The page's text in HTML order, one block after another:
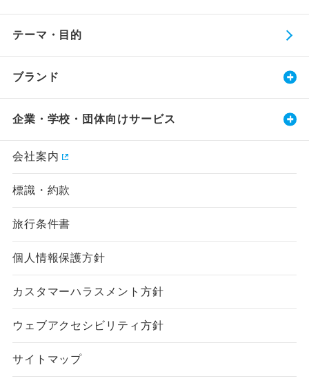
テーマ・目的
ブランド
企業・学校・団体向けサービス
会社案内
標識・約款
旅行条件書
個人情報保護方針
カスタマーハラスメント方針
ウェブアクセシビリティ方針
サイトマップ